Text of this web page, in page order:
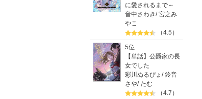
に愛されるまで～
音中さわき/宮之み
やこ
（4.5）
5位
【単話】公爵家の長
女でした
彩川ぬるぴょ /鈴音
さや/たむ
（4.7）